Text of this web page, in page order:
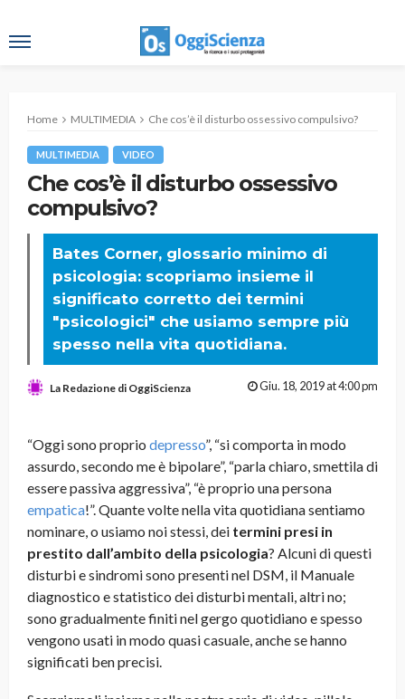
Home MULTIMEDIA Che cos’è il disturbo ossessivo compulsivo?
MULTIMEDIA VIDEO
Che cos’è il disturbo ossessivo
compulsivo?
Bates Corner, glossario minimo di
psicologia: scopriamo insieme il
significato corretto dei termini
"psicologici" che usiamo sempre più
spesso nella vita quotidiana.
La Redazione di OggiScienza Giu. 18, 2019 at 4:00 pm
“Oggi sono proprio depresso”, “si comporta in modo
assurdo, secondo me è bipolare”, “parla chiaro, smettila di
essere passiva aggressiva”, “è proprio una persona
empatica!”. Quante volte nella vita quotidiana sentiamo
nominare, o usiamo noi stessi, dei termini presi in
prestito dall’ambito della psicologia? Alcuni di questi
disturbi e sindromi sono presenti nel DSM, il Manuale
diagnostico e statistico dei disturbi mentali, altri no;
sono gradualmente finiti nel gergo quotidiano e spesso
vengono usati in modo quasi casuale, anche se hanno
significati ben precisi.